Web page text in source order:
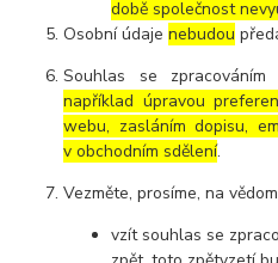
době společnost
Osobní údajenebudou
Souhlas se
například úpravou
webu, zasláním dopisu,
v obchodním sdělení.
Vezměte, prosíme, na
vzít souhlas se